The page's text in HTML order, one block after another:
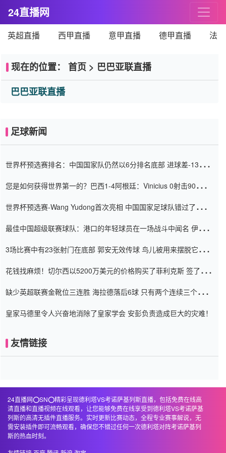
24直播网
英超直播 西甲直播 意甲直播 德甲直播 法
现在的位置： 首页 > 巴巴亚联直播
巴巴亚联直播
足球新闻
世界杯预选赛排名：中国国家队仍然以6分排名底部 进球差-13令人
您是如何获得世界第一的？巴西1-4阿根廷：Vinicius 0射击90分钟
世界杯预选赛-Wang Yudong首次亮相 中国国家足球队错过了世界
最佳中国超级联赛球队：港口的年轻球员在一场战斗中闻名 伊万放
3场比赛中有23张射门在底部 郭安无效传球 鸟儿被用来摆脱它
花钱找麻烦！切尔西以5200万美元的价格购买了菲利克斯 签了7年
缺少英超联赛金靴位三连胜 海拉德落后6球 只有两个连续三个连续
皇家马德里令人兴奋地消除了皇家学会 安彭负责造成巨大的灾难！
友情链接
24直播网⭕️SN⭕️精彩呈现德利塔VS考诺萨基列斯直播，包括免费在线高
清直播和直播视频在线观看，让您能够免费在线享受到德利塔VS考诺萨基
列斯的高清无插件直播服务。实时更新比赛动态，全程专业赛事解说，无
需安装插件即可流畅观看，确保您不错过任何一次德利塔对阵考诺萨基列
斯的热血时刻。